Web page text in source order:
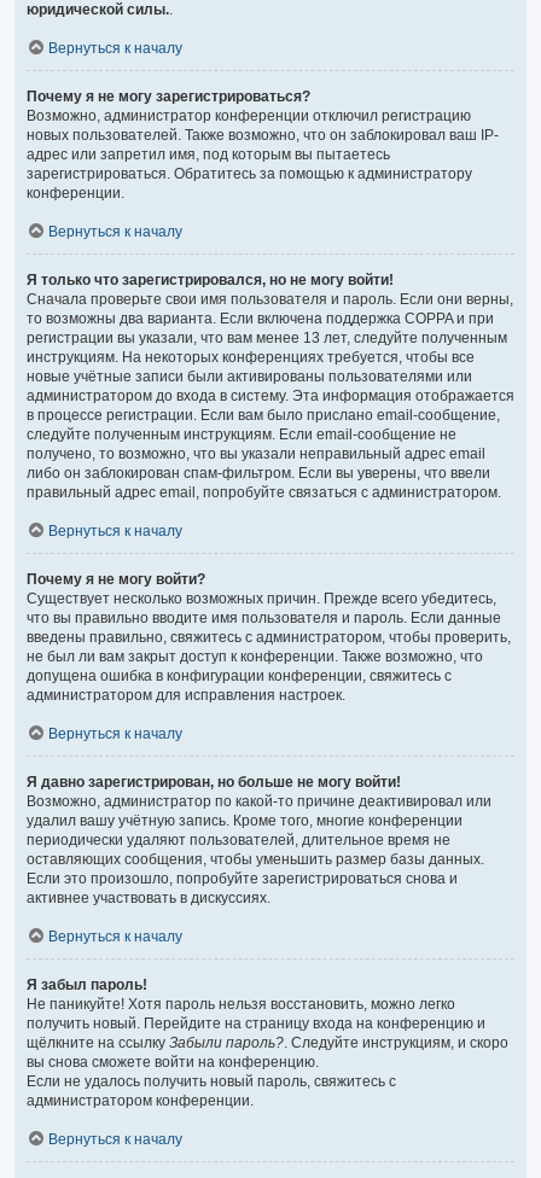
юридической силы..
Вернуться к началу
Почему я не могу зарегистрироваться?
Возможно, администратор конференции отключил регистрацию
новых пользователей. Также возможно, что он заблокировал ваш IP-
адрес или запретил имя, под которым вы пытаетесь
зарегистрироваться. Обратитесь за помощью к администратору
конференции.
Вернуться к началу
Я только что зарегистрировался, но не могу войти!
Сначала проверьте свои имя пользователя и пароль. Если они верны,
то возможны два варианта. Если включена поддержка COPPA и при
регистрации вы указали, что вам менее 13 лет, следуйте полученным
инструкциям. На некоторых конференциях требуется, чтобы все
новые учётные записи были активированы пользователями или
администратором до входа в систему. Эта информация отображается
в процессе регистрации. Если вам было прислано email-сообщение,
следуйте полученным инструкциям. Если email-сообщение не
получено, то возможно, что вы указали неправильный адрес email
либо он заблокирован спам-фильтром. Если вы уверены, что ввели
правильный адрес email, попробуйте связаться с администратором.
Вернуться к началу
Почему я не могу войти?
Существует несколько возможных причин. Прежде всего убедитесь,
что вы правильно вводите имя пользователя и пароль. Если данные
введены правильно, свяжитесь с администратором, чтобы проверить,
не был ли вам закрыт доступ к конференции. Также возможно, что
допущена ошибка в конфигурации конференции, свяжитесь с
администратором для исправления настроек.
Вернуться к началу
Я давно зарегистрирован, но больше не могу войти!
Возможно, администратор по какой-то причине деактивировал или
удалил вашу учётную запись. Кроме того, многие конференции
периодически удаляют пользователей, длительное время не
оставляющих сообщения, чтобы уменьшить размер базы данных.
Если это произошло, попробуйте зарегистрироваться снова и
активнее участвовать в дискуссиях.
Вернуться к началу
Я забыл пароль!
Не паникуйте! Хотя пароль нельзя восстановить, можно легко
получить новый. Перейдите на страницу входа на конференцию и
щёлкните на ссылку Забыли пароль?. Следуйте инструкциям, и скоро
вы снова сможете войти на конференцию.
Если не удалось получить новый пароль, свяжитесь с
администратором конференции.
Вернуться к началу